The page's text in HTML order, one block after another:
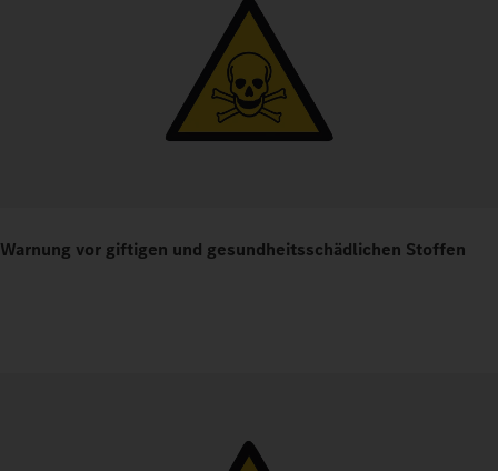
Warnung vor giftigen und gesundheitsschädlichen Stoffen